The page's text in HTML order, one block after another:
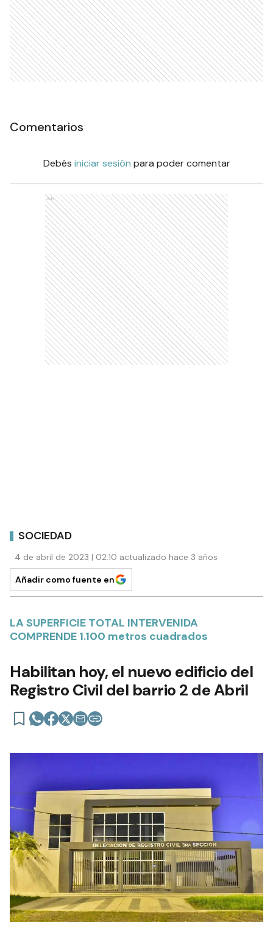
Comentarios
Debés iniciar sesión para poder comentar
Ads
SOCIEDAD
4 de abril de 2023 | 02:10 actualizado hace 3 años
Añadir como fuente en
LA SUPERFICIE TOTAL INTERVENIDA
COMPRENDE 1.100 metros cuadrados
Habilitan hoy, el nuevo edificio del
Registro Civil del barrio 2 de Abril